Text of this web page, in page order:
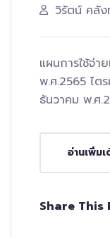
วิรัตน์ คลั
แผนการใช้จ่า
พ.ศ.2565 ไต
ธันวาคม พ.ศ
อ่านเพิ่ม
Share This